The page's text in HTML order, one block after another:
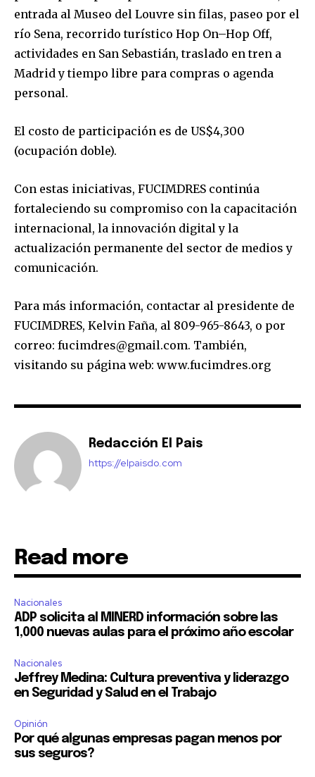
entrada al Museo del Louvre sin filas, paseo por el
río Sena, recorrido turístico Hop On–Hop Off,
actividades en San Sebastián, traslado en tren a
Madrid y tiempo libre para compras o agenda
personal.
El costo de participación es de US$4,300
(ocupación doble).
Con estas iniciativas, FUCIMDRES continúa
fortaleciendo su compromiso con la capacitación
internacional, la innovación digital y la
actualización permanente del sector de medios y
comunicación.
Para más información, contactar al presidente de
FUCIMDRES, Kelvin Faña, al 809-965-8643, o por
correo: fucimdres@gmail.com. También,
visitando su página web: www.fucimdres.org
Redacción El Pais
https://elpaisdo.com
Read more
Nacionales
ADP solicita al MINERD información sobre las
1,000 nuevas aulas para el próximo año escolar
Nacionales
Jeffrey Medina: Cultura preventiva y liderazgo
en Seguridad y Salud en el Trabajo
Opinión
Por qué algunas empresas pagan menos por
sus seguros?